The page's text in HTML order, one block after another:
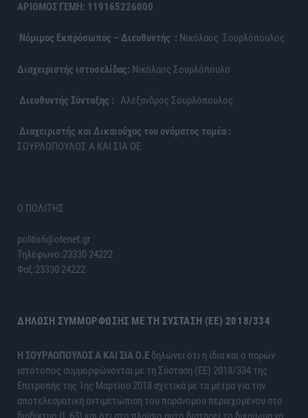
ΑΡΙΘΜΟΣ ΓΕΜΗ: 119165226000
Νόμιμος Εκπρόσωπος – Διευθυντής : Νικόλαος Σουρλόπουλος
Διαχειριστής ιστοσελίδας: Νικόλαος Σουρλόπουλο
Διευθυντής Σύνταξης : Αλέξανδρος Σουρλόπουλος
Διαχειριστής και Δικαιούχος του ονόματος τομέα :
ΣΟΥΡΛΟΠΟΥΛΟΣ Α ΚΑΙ ΣΙΑ ΟΕ
Ο ΠΟΛΙΤΗΣ
politis6@otenet.gr
Τηλέφωνο:23330 24222
Φαξ:23330 24222
ΔΉΛΩΣΗ ΣΥΜΜΌΡΦΩΣΗΣ ΜΕ ΤΗ ΣΎΣΤΑΣΗ (ΕΕ) 2018/334
H ΣΟΥΡΛΟΠΟΥΛΟΣ Α ΚΑΙ ΣΙΑ Ο.Ε δηλώνει ότι η ίδια και ο παρών
ιστότοπος συμμορφώνονται με τη Σύσταση (ΕΕ) 2018/334 της
Επιτροπής της 1ης Μαρτίου 2018 σχετικά με τα μέτρα για την
αποτελεσματική αντιμετώπιση του παράνομου περιεχομένου στο